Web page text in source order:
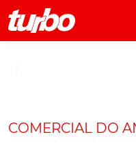
Comerciais
COMERCIAL DO